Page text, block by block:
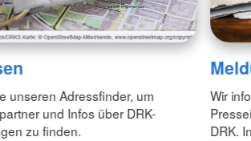
unseren Adressfinder, um
und Infos über DRK-
zu finden.
Wir
DRK.